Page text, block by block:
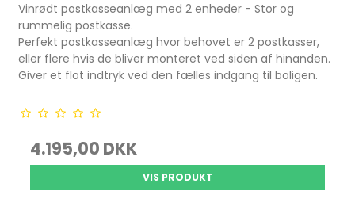
Vinrødt postkasseanlæg med 2 enheder - Stor og
rummelig postkasse.
Perfekt postkasseanlæg hvor behovet er 2 postkasser,
eller flere hvis de bliver monteret ved siden af hinanden.
Giver et flot indtryk ved den fælles indgang til boligen.
4.195,00 DKK
VIS PRODUKT